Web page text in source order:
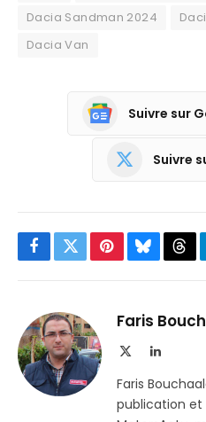
Dacia Sandman 2024
Dacia Van
Suivre sur
Suivre
Facebook
TwitterPinterestBluesky
Faris
LinkedIn
Faris
publication et